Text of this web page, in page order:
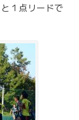
１点リードで